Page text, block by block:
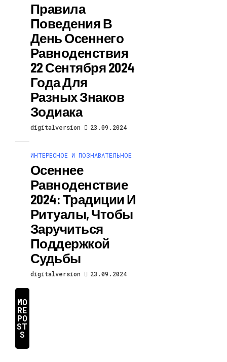
Правила
Поведения В
День Осеннего
Равноденствия
22 Сентября 2024
Года Для
Разных Знаков
Зодиака
digitalversion 23.09.2024
ИНТЕРЕСНОЕ И ПОЗНАВАТЕЛЬНОЕ
Осеннее
Равноденствие
2024: Традиции И
Ритуалы, Чтобы
Заручиться
Поддержкой
Судьбы
digitalversion 23.09.2024
MO
RE
PO
ST
S